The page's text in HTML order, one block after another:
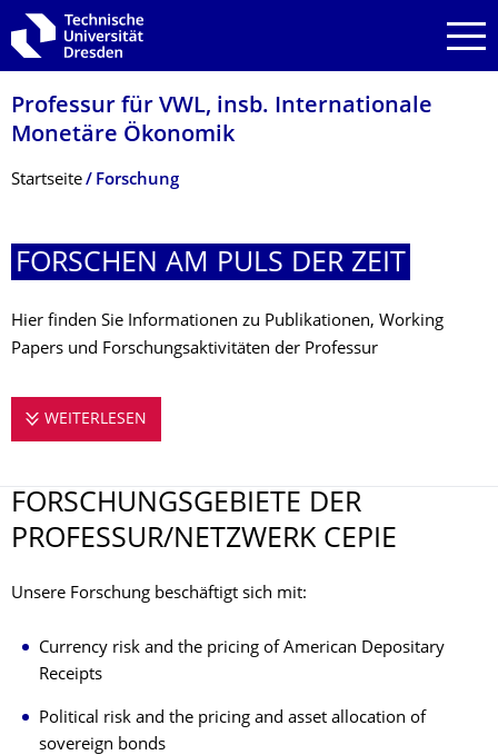
Zur Hauptnavigation springen
Zur Suche springen
Zum Inhalt springen
Professur für VWL, insb. Internationale
Monetäre Ökonomik
Breadcrumb-Menü
Startseite Forschung
FORSCHEN AM PULS DER ZEIT
Hier finden Sie Informationen zu Publikationen, Working
Papers und Forschungsaktivitäten der Professur
WEITERLESEN
FORSCHUNGSGE­BIETE DER
PROFESSUR/NETZWERK CEPIE
Unsere Forschung beschäftigt sich mit:
Currency risk and the pricing of American Depositary
Receipts
Political risk and the pricing and asset allocation of
sovereign bonds